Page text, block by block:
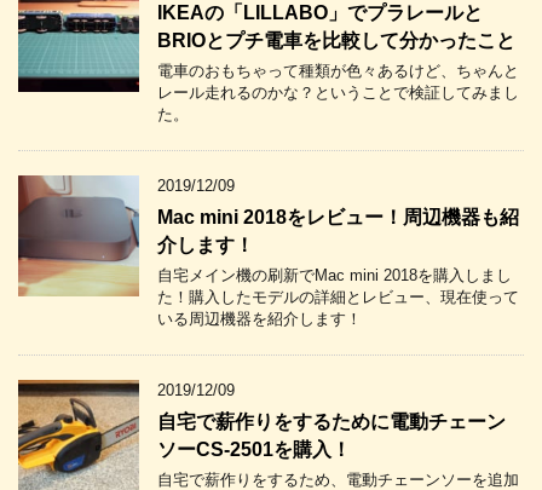
IKEAの「LILLABO」でプラレールと
BRIOとプチ電車を比較して分かったこと
電車のおもちゃって種類が色々あるけど、ちゃんと
レール走れるのかな？ということで検証してみまし
た。
2019/12/09
Mac mini 2018をレビュー！周辺機器も紹
介します！
自宅メイン機の刷新でMac mini 2018を購入しまし
た！購入したモデルの詳細とレビュー、現在使って
いる周辺機器を紹介します！
2019/12/09
自宅で薪作りをするために電動チェーン
ソーCS-2501を購入！
自宅で薪作りをするため、電動チェーンソーを追加